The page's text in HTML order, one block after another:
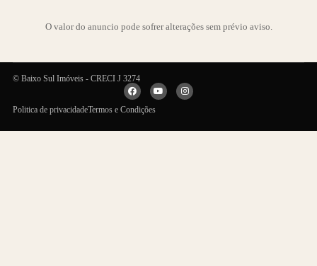
O valor do anuncio pode sofrer alterações sem prévio aviso.
© Baixo Sul Imóveis - CRECI J 3274
Politica de privacidadeTermos e Condições